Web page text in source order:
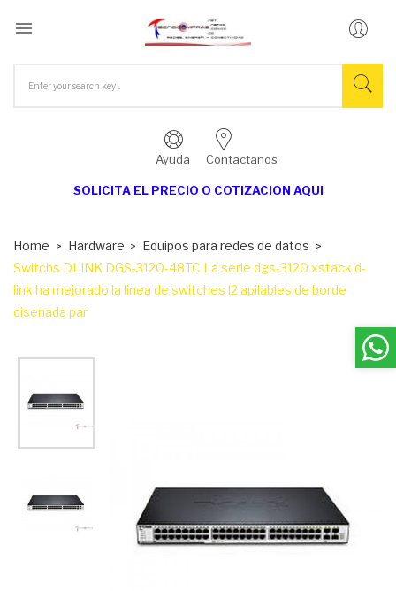

Ayuda Contactanos
SOLICITA EL PRECIO O COTIZACION AQUI
Home Hardware
Equipos para redes de datos
Switchs DLINK DGS-3120-48TC La serie dgs-3120 xstack d-
link ha mejorado la linea de switches l2 apilables de borde
disenada par